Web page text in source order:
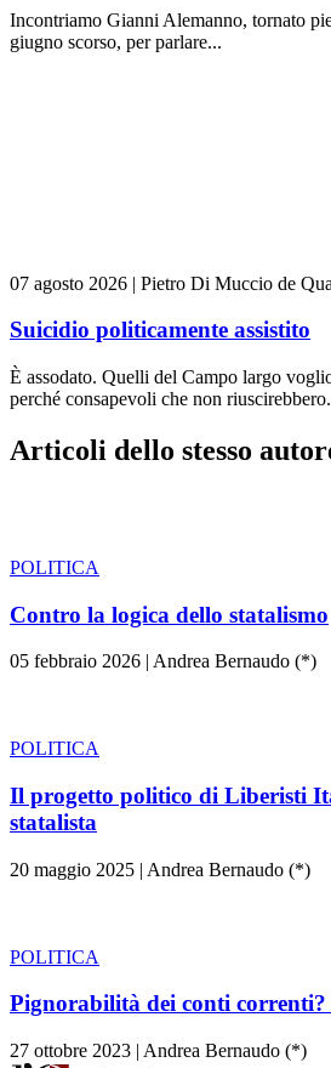
Incontriamo Gianni Alemanno, tornato
giugno scorso, per parlare...
07 agosto 2026 | Pietro Di Muccio de
Suicidio politicamente assistito
È assodato. Quelli del Campo largo
perché consapevoli che non
Articoli dello stesso
POLITICA
Contro la logica dello statalismo
05 febbraio 2026 | Andrea Bernaudo (*)
POLITICA
Il progetto politico di Liberisti
statalista
20 maggio 2025 | Andrea Bernaudo (*)
POLITICA
Pignorabilità dei conti correnti?
27 ottobre 2023 | Andrea Bernaudo (*)